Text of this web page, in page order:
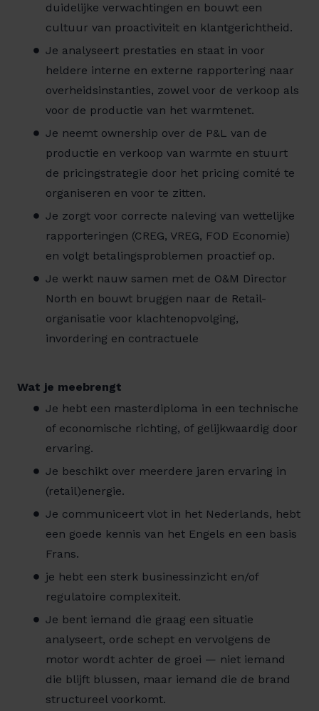
duidelijke verwachtingen en bouwt een
cultuur van proactiviteit en klantgerichtheid.
Je analyseert prestaties en staat in voor
heldere interne en externe rapportering naar
overheidsinstanties, zowel voor de verkoop als
voor de productie van het warmtenet.
Je neemt ownership over de P&L van de
productie en verkoop van warmte en stuurt
de pricingstrategie door het pricing comité te
organiseren en voor te zitten.
Je zorgt voor correcte naleving van wettelijke
rapporteringen (CREG, VREG, FOD Economie)
en volgt betalingsproblemen proactief op.
Je werkt nauw samen met de O&M Director
North en bouwt bruggen naar de Retail-
organisatie voor klachtenopvolging,
invordering en contractuele
Wat je meebrengt
Je hebt een masterdiploma in een technische
of economische richting, of gelijkwaardig door
ervaring.
Je beschikt over meerdere jaren ervaring in
(retail)energie.
Je communiceert vlot in het Nederlands, hebt
een goede kennis van het Engels en een basis
Frans.
je hebt een sterk businessinzicht en/of
regulatoire complexiteit.
Je bent iemand die graag een situatie
analyseert, orde schept en vervolgens de
motor wordt achter de groei — niet iemand
die blijft blussen, maar iemand die de brand
structureel voorkomt.